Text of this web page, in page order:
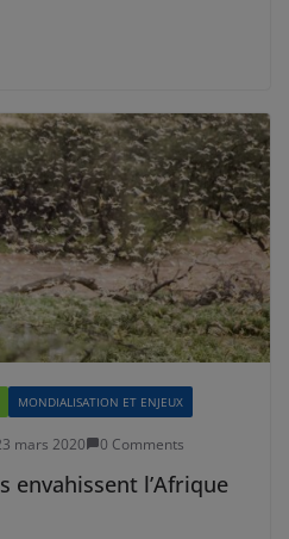
MONDIALISATION ET ENJEUX
mars 2020 0 Comments
envahissent l’Afrique